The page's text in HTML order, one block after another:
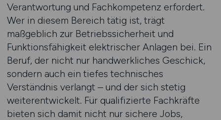
Verantwortung und Fachkompetenz erfordert.
Wer in diesem Bereich tätig ist, trägt
maßgeblich zur Betriebssicherheit und
Funktionsfähigkeit elektrischer Anlagen bei. Ein
Beruf, der nicht nur handwerkliches Geschick,
sondern auch ein tiefes technisches
Verständnis verlangt – und der sich stetig
weiterentwickelt. Für qualifizierte Fachkräfte
bieten sich damit nicht nur sichere Jobs,